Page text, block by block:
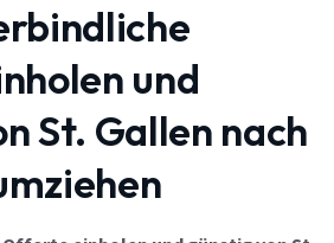
und
St. Gallen nach